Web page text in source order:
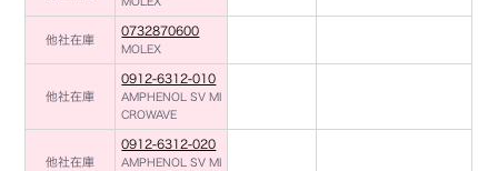
他社在庫
0732870600
MOLEX
他社在庫
0912-6312-010
AMPHENOL SV MI
CROWAVE
他社在庫
0912-6312-020
AMPHENOL SV MI